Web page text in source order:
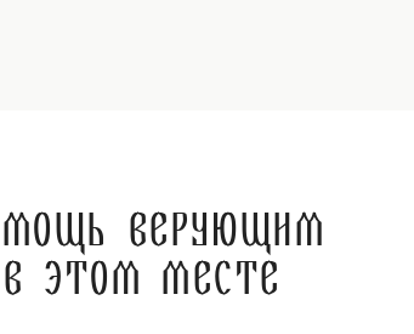
верующим
в этом месте